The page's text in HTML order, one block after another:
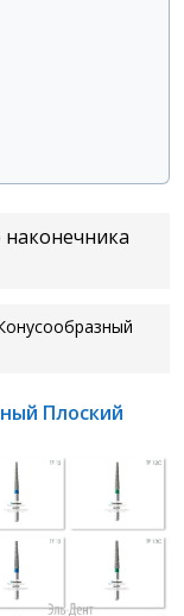
Плоский